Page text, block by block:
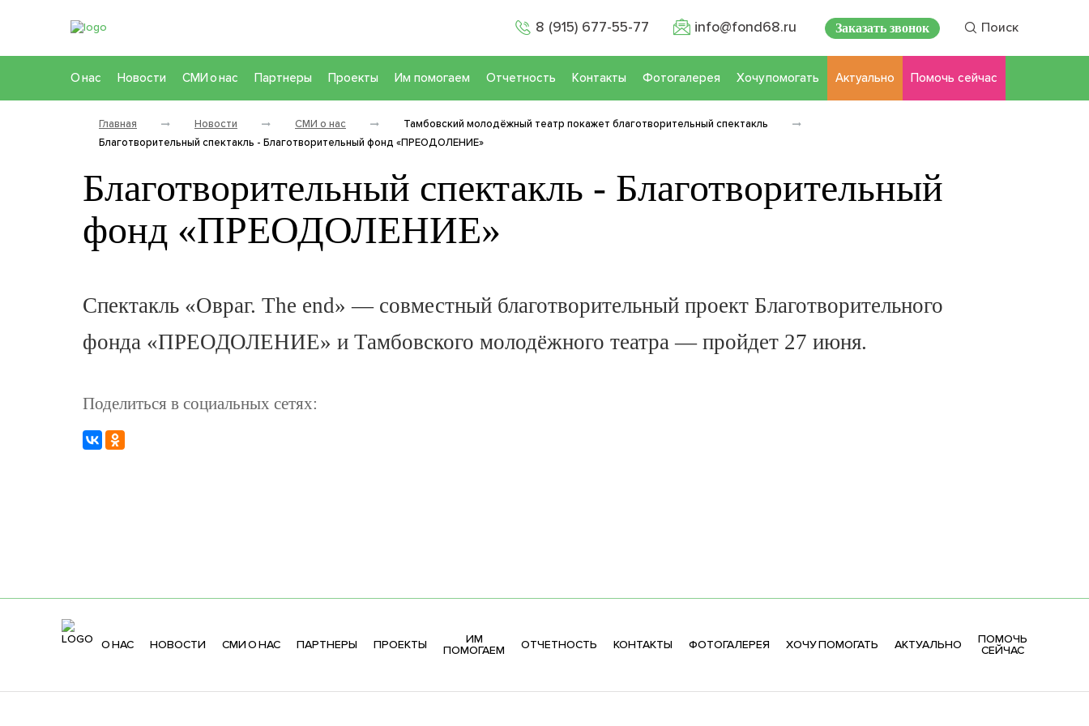
8 (915) 677-55-77 info@fond68.ru Заказать звонок Поиск
О нас Новости СМИ о нас Партнеры Проекты Им помогаем Отчетность Контакты Фотогалерея Хочу помогать Актуально Помочь сейчас
Главная Новости СМИ о нас
Тамбовский молодёжный театр покажет благотворительный спектакль
Благотворительный спектакль - Благотворительный фонд «ПРЕОДОЛЕНИЕ»
Благотворительный спектакль - Благотворительный
фонд «ПРЕОДОЛЕНИЕ»
Спектакль «Овраг. The end» — совместный благотворительный проект Благотворительного
фонда «ПРЕОДОЛЕНИЕ» и Тамбовского молодёжного театра — пройдет 27 июня.
Поделиться в социальных сетях:
О НАС НОВОСТИ СМИ О НАС ПАРТНЕРЫ ПРОЕКТЫ
ИМ
ПОМОГАЕМ
ОТЧЕТНОСТЬ КОНТАКТЫ ФОТОГАЛЕРЕЯ ХОЧУ ПОМОГАТЬ АКТУАЛЬНО
ПОМОЧЬ
СЕЙЧАС